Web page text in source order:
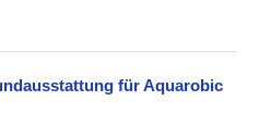
für Aquarobic